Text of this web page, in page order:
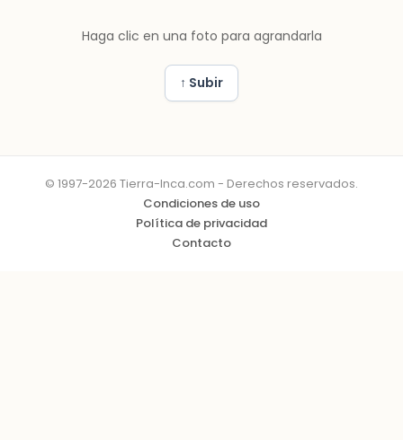
Haga clic en una foto para agrandarla
↑ Subir
© 1997-2026 Tierra-Inca.com - Derechos reservados.
Condiciones de uso
Política de privacidad
Contacto